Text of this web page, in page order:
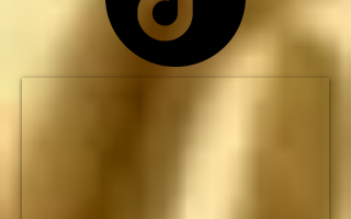
siga siendo la primera
potencia mundial... y el
ESTADOUNIDENSE
no durará ni una